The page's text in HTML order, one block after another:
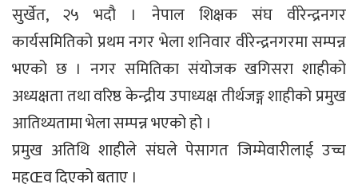
सुर्खेत, २५ भदौ । नेपाल शिक्षक संघ वीरेन्द्रनगर
कार्यसमितिको प्रथम नगर भेला शनिवार वीरेन्द्रनगरमा सम्पन्न
भएको छ । नगर समितिका संयोजक खगिसरा शाहीको
अध्यक्षता तथा वरिष्ठ केन्द्रीय उपाध्यक्ष तीर्थजङ्ग शाहीको प्रमुख
आतिथ्यतामा भेला सम्पन्न भएको हो ।
प्रमुख अतिथि शाहीले संघले पेसागत जिम्मेवारीलाई उच्च
महŒव दिएको बताए ।